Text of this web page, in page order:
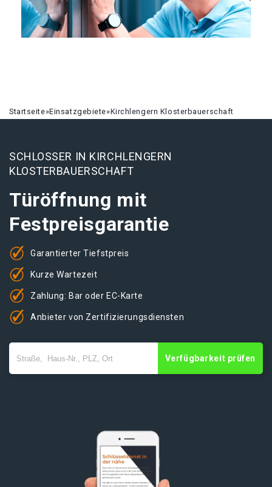
Startseite»Einsatzgebiete»Kirchlengern Klosterbauerschaft
SCHLOSSER IN KIRCHLENGERN
KLOSTERBAUERSCHAFT
Türöffnung mit
Festpreisgarantie
Garantierter Tiefstpreis
Kurze Wartezeit
Zahlung: Bar oder EC-Karte
Anbieter von Zertifizierungsdiensten
Verfügbarkeit prüfen